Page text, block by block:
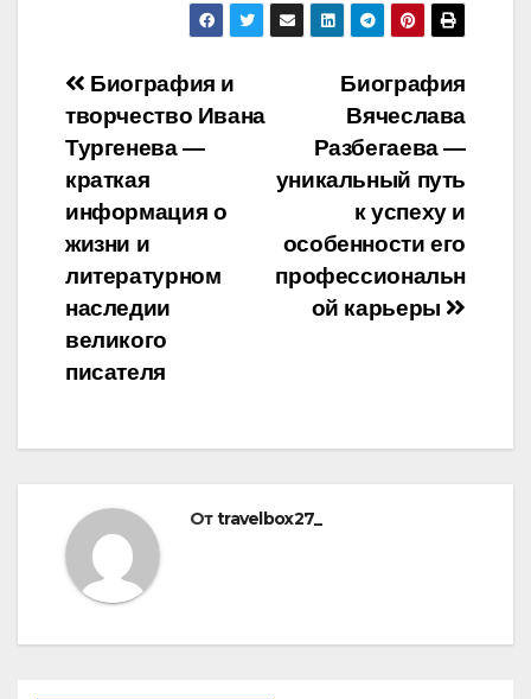
Навигация
по
записям
Биография
Вячеслава
Разбегаева —
уникальный путь
к успеху и
особенности его
профессиональн
ой карьеры
Биография и
творчество Ивана
Тургенева —
краткая
информация о
жизни и
литературном
наследии
великого
писателя
Отtravelbox27_